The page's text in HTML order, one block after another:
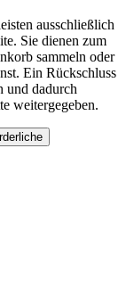
ausschließlich
Sie dienen zum
sammeln oder
Ein Rückschluss
und dadurch
weitergegeben.